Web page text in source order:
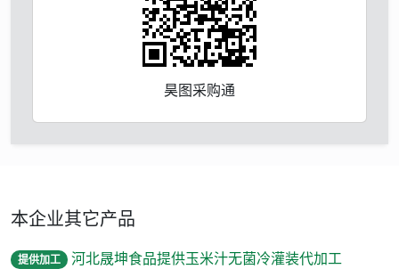
昊图采购通
本企业其它产品
提供加工 河北晟坤食品提供玉米汁无菌冷灌装代加工